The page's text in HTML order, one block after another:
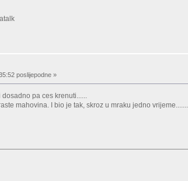
poslijepodne »
pa ces krenuti......
mahovina. I bio je tak, skroz u mraku jedno